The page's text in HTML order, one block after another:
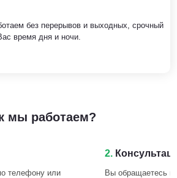
без перерывов и выходных, срочный
время дня и ночи.
мы работаем?
телефону или
2.
Вы обращаетесь